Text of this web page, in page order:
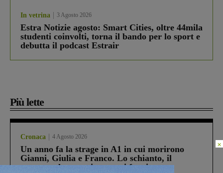
In vetrina 3 Agosto 2026
Estra Notizie agosto: Smart Cities, oltre 44mila
studenti coinvolti, torna il bando per lo sport e
debutta il podcast Estrair
Più lette
Cronaca 4 Agosto 2026
Un anno fa la strage in A1 in cui morirono
Gianni, Giulia e Franco. Lo schianto, il
processo, lo stop ai sorpassi fra tir....
×